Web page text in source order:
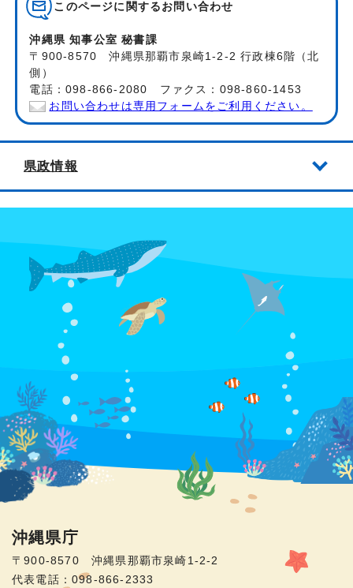
このページに関する お問い合わせ
沖縄県 知事公室 秘書課
〒900-8570 沖縄県那覇市泉崎1-2-2 行政棟6階（北
側）
電話：098-866-2080 ファクス：098-860-1453
お問い合わせは専用フォームをご利用ください。
県政情報
沖縄県庁
〒900-8570 沖縄県那覇市泉崎1-2-2
代表電話：098-866-2333